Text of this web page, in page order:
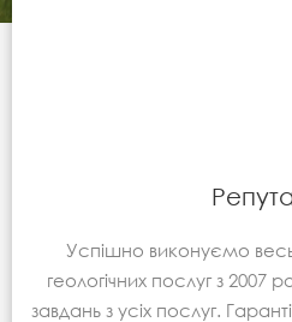
Успішно виконуємо
геологічних послуг з
завдань з усіх послуг.